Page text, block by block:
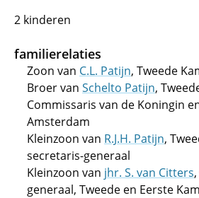
2 kinderen
familierelaties
Zoon van C.L. Patijn, Tweede
Broer van Schelto Patijn,
Commissaris van de Koningin
Amsterdam
Kleinzoon van R.J.H. Patijn,
secretaris-generaal
Kleinzoon van jhr. S. van Citters
generaal, Tweede en Eerste